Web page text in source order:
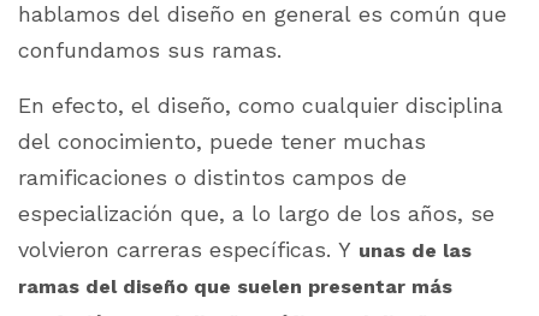
hablamos del diseño en general es común que
confundamos sus ramas.
En efecto, el diseño, como cualquier disciplina
del conocimiento, puede tener muchas
ramificaciones o distintos campos de
especialización que, a lo largo de los años, se
volvieron carreras específicas. Y unas de las
ramas del diseño que suelen presentar más